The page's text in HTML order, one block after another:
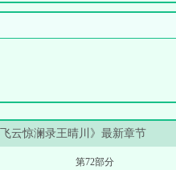
飞云惊澜录王晴川》最新章节
第72部分